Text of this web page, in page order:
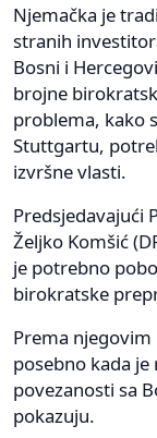
Njemačka je
stranih
Bosni i
brojne
problema, kako
Stuttgartu,
izvršne vlasti.
Predsjedavajući
Željko Komšić
je potrebno
birokratske
Prema
posebno kada
povezanosti sa
pokazuju.